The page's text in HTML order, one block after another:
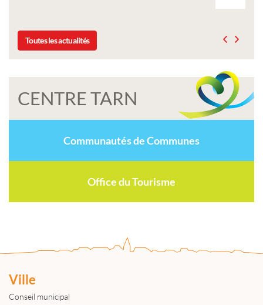
Toutes les actualités
CENTRE TARN
Communautés de Communes
Office du Tourisme
Ville
Conseil municipal